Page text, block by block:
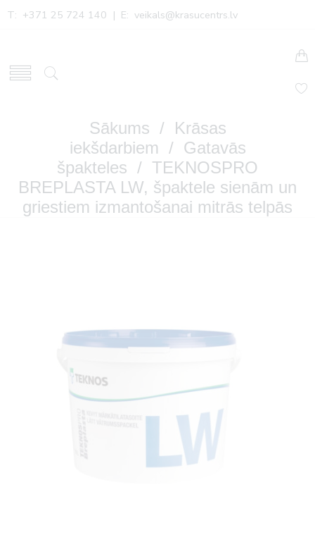
T: +371 25 724 140 | E: veikals@krasucentrs.lv
Sākums / Krāsas
iekšdarbiem / Gatavās
špakteles / TEKNOSPRO
BREPLASTA LW, špaktele sienām un
griestiem izmantošanai mitrās telpās